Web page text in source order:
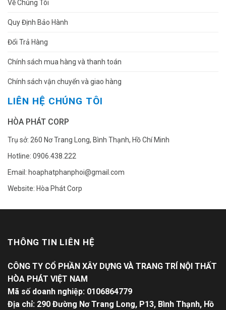
Về Chúng Tôi
Quy Định Bảo Hành
Đổi Trả Hàng
Chính sách mua hàng và thanh toán
Chính sách vận chuyển và giao hàng
LIÊN HỆ CHÚNG TÔI
HÒA PHÁT CORP
Trụ sở: 260 Nơ Trang Long, Bình Thạnh, Hồ Chí Minh
Hotline: 0906.438.222
Email: hoaphatphanphoi@gmail.com
Website: Hòa Phát Corp
THÔNG TIN LIÊN HỆ
CÔNG TY CỔ PHẦN XÂY DỰNG VÀ TRANG TRÍ NỘI THẤT
HÒA PHÁT VIỆT NAM
Mã số doanh nghiệp: 0106864779
Địa chỉ: 290 Đường Nơ Trang Long, P13, Bình Thạnh, Hồ